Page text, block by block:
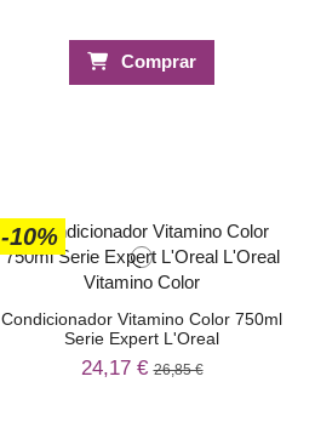
Comprar
-10%
Condicionador Vitamino Color 750ml
Serie Expert L'Oreal
24,17 €26,85 €